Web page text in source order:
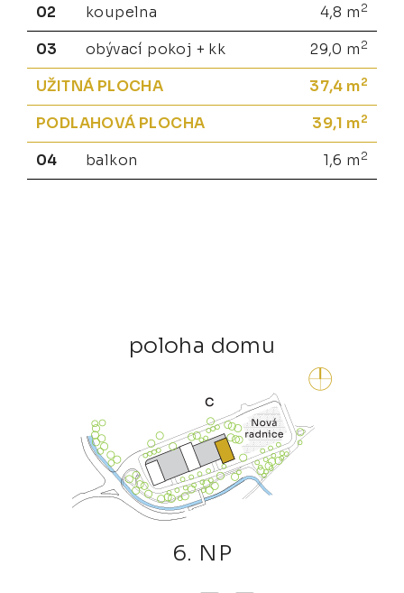
02 koupelna 4,8 m 2
03 obývací pokoj + kk 29,0 m 2
UŽITNÁ PLOCHA 37,4 m2
PODLAHOVÁ PLOCHA 39,1 m2
04 balkon 1,6 m 2
poloha domu
6. NP